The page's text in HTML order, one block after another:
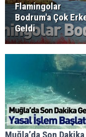
Flamingolar
Bodrum'a Çok
Geldi